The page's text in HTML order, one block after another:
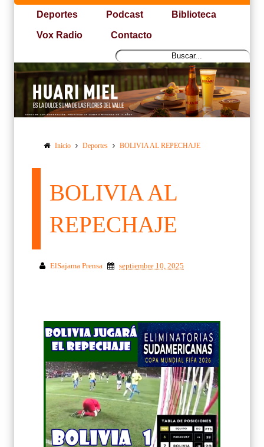
Deportes Podcast Biblioteca
Vox Radio Contacto
Inicio Deportes BOLIVIA AL REPECHAJE
BOLIVIA AL
REPECHAJE
ElSajama Prensa septiembre 10, 2025